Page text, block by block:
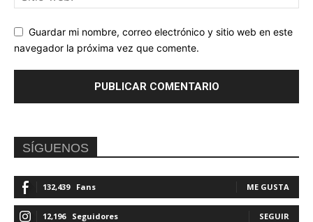
Guardar mi nombre, correo electrónico y sitio web en este
navegador la próxima vez que comente.
SÍGUENOS
132,439 Fans ME GUSTA
12,196 Seguidores SEGUIR